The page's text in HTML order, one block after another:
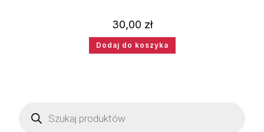
30,00 zł
Dodaj do koszyka